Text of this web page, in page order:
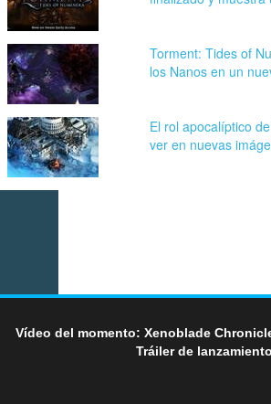
Torment: Tides of
los Nanos en un
El rol apocalíptico
ver en nuevas
Vídeo del momento: Xenoblade
Tráiler de lanzamiento